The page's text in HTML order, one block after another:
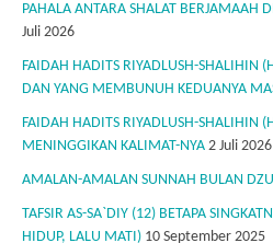
PAHALA ANTARA SHALAT BERJAMAAH
Juli 2026
FAIDAH HADITS RIYADLUSH-SHALIHIN
DAN YANG MEMBUNUH KEDUANYA
FAIDAH HADITS RIYADLUSH-SHALIHIN
MENINGGIKAN KALIMAT-NYA 2 Juli 2026
AMALAN-AMALAN SUNNAH BULAN
TAFSIR AS-SA`DIY (12) BETAPA
HIDUP, LALU MATI) 10 September 2025